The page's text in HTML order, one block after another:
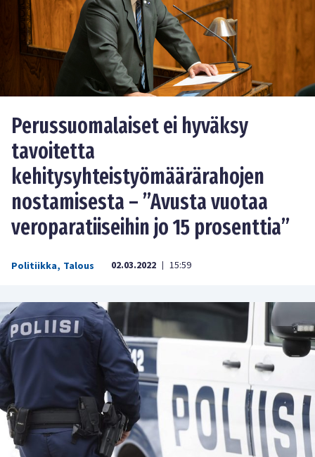
Perussuomalaiset ei hyväksy
tavoitetta
kehitysyhteistyömäärärahojen
nostamisesta – ”Avusta vuotaa
veroparatiiseihin jo 15 prosenttia”
Politiikka, Talous 02.03.2022 | 15:59